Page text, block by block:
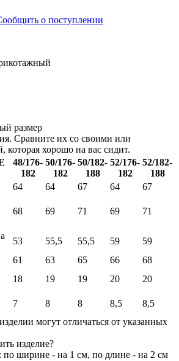
о поступлении
размер
Сравните их со своими или
которая хорошо на вас сидит.
48/176-
182
50/176-
182
50/182-
188
52/176-
182
52/182-
188
64 64 67 64
67
68 69 71 69 71
53 55,5 55,5 59
59
61 63 65 66
68
18 19 19 20
20
7 8 8 8,5
8,5
могут отличаться от указанных
изделие?
- на 1 см, по длине - на 2 см